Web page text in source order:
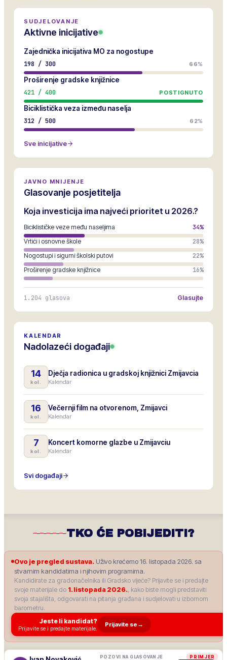
SUDJELOVANJE
Aktivne inicijative
Zajednička inicijativa MO za nogostupe
198 / 300 66%
Proširenje gradske knjižnice
421 / 400 POSTIGNUTO
Biciklistička veza između naselja
312 / 500 62%
Sve inicijative
JAVNO MNIJENJE
Glasovanje posjetitelja
Koja investicija ima najveći prioritet u 2026.?
Biciklističke veze među naseljima 34%
Vrtići i osnovne škole 28%
Nogostupi i sigurni školski putovi 22%
Proširenje gradske knjižnice 16%
1.204 glasova Glasujte
KALENDAR
Nadolazeći događaji
14
kol.
Dječja radionica u gradskoj knjižnici Zmijavcia
Kalendar
16
kol.
Večernji film na otvorenom, Zmijavci
Kalendar
7
kol.
Koncert komorne glazbe u Zmijavciu
Kalendar
Svi događaji
TKO ĆE POBIJEDITI?
Ovo je pregled sustava. Uživo krećemo 16. listopada 2026. sa
stvarnim kandidatima i njihovim programima.
Kandidirate za gradonačelnika ili Gradsko vijeće? Prijavite se i predajte
svoje materijale do 1. listopada 2026., kako biste mogli predstaviti
svoja stajališta, odgovarati na pitanja građana i sudjelovati u izbornom
barometru.
Jeste li kandidat?
Prijavite se i predajte materijale.
Prijavite se →
PRIMJER
POZOVI NA GLASOVANJE